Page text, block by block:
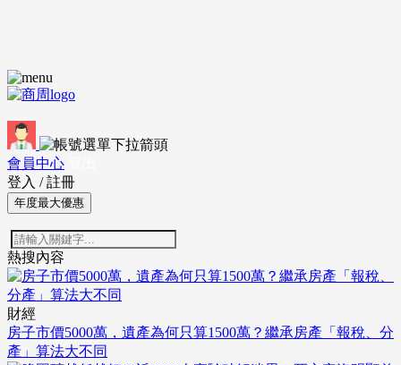
會員中心
登入 / 註冊
年度最大優惠
熱搜內容
財經
房子市價5000萬，遺產為何只算1500萬？繼承房產「報稅、分
產」算法大不同